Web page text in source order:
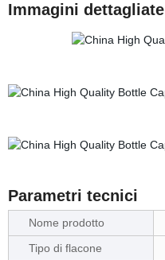
Immagini dettagliate
Parametri tecnici
Nome prodotto
Tipo di flacone